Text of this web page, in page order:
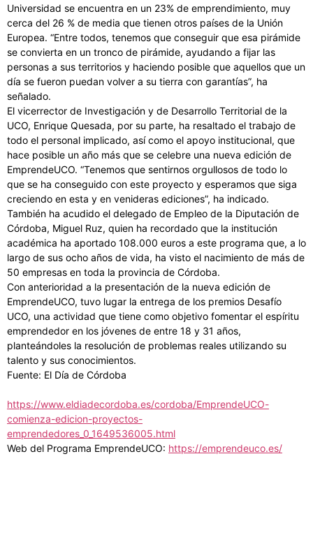
Universidad se encuentra en un 23% de emprendimiento, muy
cerca del 26 % de media que tienen otros países de la Unión
Europea. “Entre todos, tenemos que conseguir que esa pirámide
se convierta en un tronco de pirámide, ayudando a fijar las
personas a sus territorios y haciendo posible que aquellos que un
día se fueron puedan volver a su tierra con garantías”, ha
señalado.
El vicerrector de Investigación y de Desarrollo Territorial de la
UCO, Enrique Quesada, por su parte, ha resaltado el trabajo de
todo el personal implicado, así como el apoyo institucional, que
hace posible un año más que se celebre una nueva edición de
EmprendeUCO. “Tenemos que sentirnos orgullosos de todo lo
que se ha conseguido con este proyecto y esperamos que siga
creciendo en esta y en venideras ediciones”, ha indicado.
También ha acudido el delegado de Empleo de la Diputación de
Córdoba, Miguel Ruz, quien ha recordado que la institución
académica ha aportado 108.000 euros a este programa que, a lo
largo de sus ocho años de vida, ha visto el nacimiento de más de
50 empresas en toda la provincia de Córdoba.
Con anterioridad a la presentación de la nueva edición de
EmprendeUCO, tuvo lugar la entrega de los premios Desafío
UCO, una actividad que tiene como objetivo fomentar el espíritu
emprendedor en los jóvenes de entre 18 y 31 años,
planteándoles la resolución de problemas reales utilizando su
talento y sus conocimientos.
Fuente: El Día de Córdoba
https://www.eldiadecordoba.es/cordoba/EmprendeUCO-
comienza-edicion-proyectos-
emprendedores_0_1649536005.html
Web del Programa EmprendeUCO: https://emprendeuco.es/